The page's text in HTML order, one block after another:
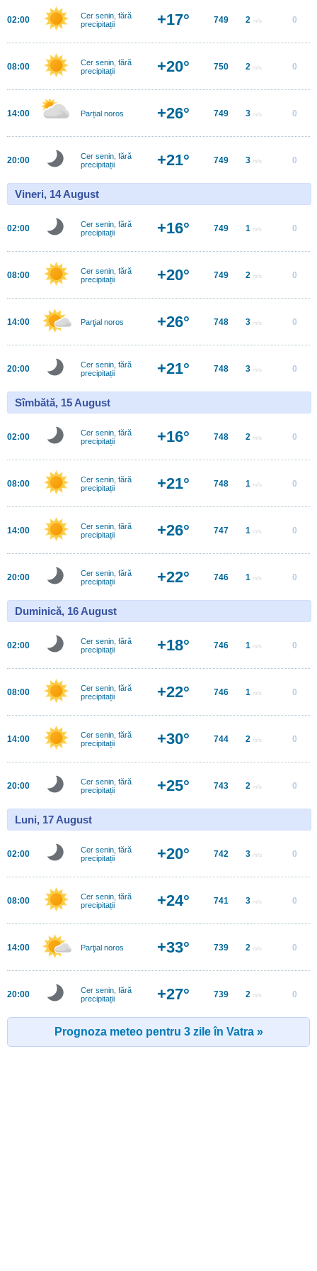
02:00
Cer senin, fără
precipitații
+17° 749 2 m/s 0
08:00
Cer senin, fără
precipitații
+20° 750 2 m/s 0
14:00 Parțial noros +26° 749 3 m/s 0
20:00
Cer senin, fără
precipitații
+21° 749 3 m/s 0
Vineri, 14 August
02:00
Cer senin, fără
precipitații
+16° 749 1 m/s 0
08:00
Cer senin, fără
precipitații
+20° 749 2 m/s 0
14:00 Parţial noros +26° 748 3 m/s 0
20:00
Cer senin, fără
precipitații
+21° 748 3 m/s 0
Sîmbătă, 15 August
02:00
Cer senin, fără
precipitații
+16° 748 2 m/s 0
08:00
Cer senin, fără
precipitații
+21° 748 1 m/s 0
14:00
Cer senin, fără
precipitații
+26° 747 1 m/s 0
20:00
Cer senin, fără
precipitații
+22° 746 1 m/s 0
Duminică, 16 August
02:00
Cer senin, fără
precipitații
+18° 746 1 m/s 0
08:00
Cer senin, fără
precipitații
+22° 746 1 m/s 0
14:00
Cer senin, fără
precipitații
+30° 744 2 m/s 0
20:00
Cer senin, fără
precipitații
+25° 743 2 m/s 0
Luni, 17 August
02:00
Cer senin, fără
precipitații
+20° 742 3 m/s 0
08:00
Cer senin, fără
precipitații
+24° 741 3 m/s 0
14:00 Parţial noros +33° 739 2 m/s 0
20:00
Cer senin, fără
precipitații
+27° 739 2 m/s 0
Prognoza meteo pentru 3 zile în Vatra »